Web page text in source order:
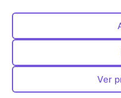
Ver